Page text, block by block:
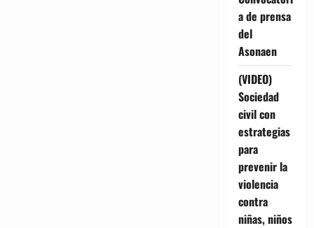
a de prensa
del
Asonaen
(VIDEO)
Sociedad
civil con
estrategias
para
prevenir la
violencia
contra
niñas, niños